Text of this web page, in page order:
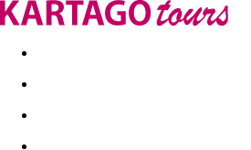
Last minute Dovolenkové kluby